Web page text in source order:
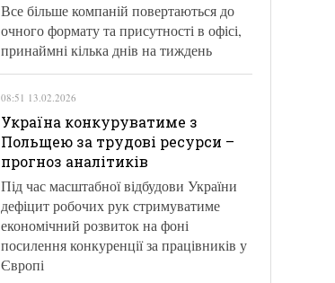
Все більше компаній повертаються до
очного формату та присутності в офісі,
принаймні кілька днів на тиждень
08:51 13.02.2026
Україна конкуруватиме з
Польщею за трудові ресурси –
прогноз аналітиків
Під час масштабної відбудови України
дефіцит робочих рук стримуватиме
економічний розвиток на фоні
посилення конкуренції за працівників у
Європі